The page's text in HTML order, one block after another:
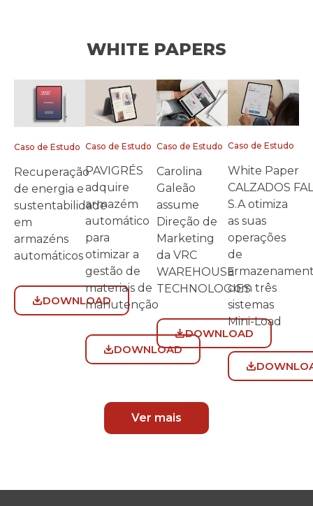
WHITE PAPERS
Caso de Estudo
Recuperação
de energia e
sustentabilidade
em
armazéns
automáticos
DOWNLOAD
Caso de Estudo
PAVIGRÉS
adquire
armazém
automático
para
otimizar a
gestão de
materiais de
manutenção
DOWNLOAD
Caso de Estudo
Carolina
Galeão
assume
Direção de
Marketing
da VRC
WAREHOUSE
TECHNOLOGIES
DOWNLOAD
Caso de Estudo
White Paper
CALZADOS FAL
S.A otimiza
as suas
operações
de
com três
sistemas
Mini-Load
Ver mais